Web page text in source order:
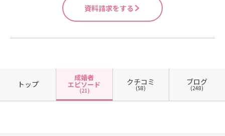
資料請求をする
トップ
成婚者
エピソード
(21)
クチコミ
(58)
ブログ
(248)